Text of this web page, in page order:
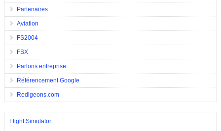
Partenaires
Aviation
FS2004
FSX
Parlons entreprise
Référencement Google
Redigeons.com
Flight Simulator